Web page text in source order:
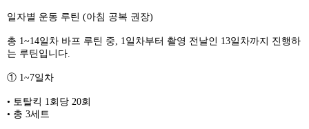
일자별 운동 루틴 (아침 공복 권장)
총 1~14일차 바프 루틴 중, 1일차부터 촬영 전날인 13일차까지 진행하
는 루틴입니다.
① 1~7일차
• 토탈킥 1회당 20회
• 총 3세트